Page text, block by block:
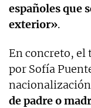
españoles que
exterior».
En concreto,
por Sofía
nacionalización
de padre o